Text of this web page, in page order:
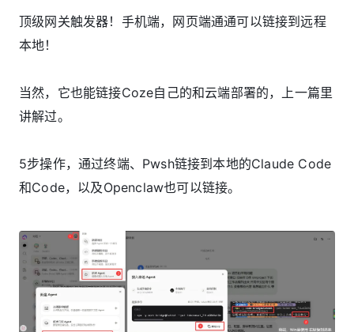
顶级网关触发器！手机端，网页端通通可以链接到远程
本地！
当然，它也能链接Coze自己的和云端部署的，上一篇里
讲解过。
5步操作，通过终端、Pwsh链接到本地的Claude Code
和Code，以及Openclaw也可以链接。